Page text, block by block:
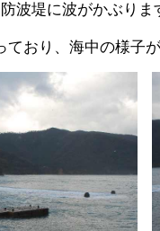
波堤に波がかぶりま
おり、海中の様子が